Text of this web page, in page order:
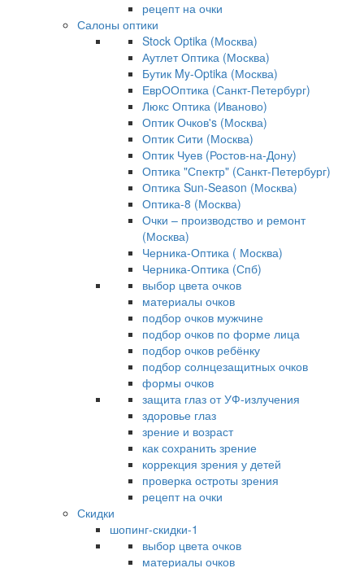
рецепт на очки
Салоны оптики
Stock Optika (Москва)
Аутлет Оптика (Москва)
Бутик My-Optika (Москва)
ЕврООптика (Санкт-Петербург)
Люкс Оптика (Иваново)
Оптик Очков's (Москва)
Оптик Сити (Москва)
Оптик Чуев (Ростов-на-Дону)
Оптика "Спектр" (Санкт-Петербург)
Оптика Sun-Season (Москва)
Оптика-8 (Москва)
Очки – производство и ремонт
(Москва)
Черника-Оптика ( Москва)
Черника-Оптика (Спб)
выбор цвета очков
материалы очков
подбор очков мужчине
подбор очков по форме лица
подбор очков ребёнку
подбор солнцезащитных очков
формы очков
защита глаз от УФ-излучения
здоровье глаз
зрение и возраст
как сохранить зрение
коррекция зрения у детей
проверка остроты зрения
рецепт на очки
Скидки
шопинг-скидки-1
выбор цвета очков
материалы очков